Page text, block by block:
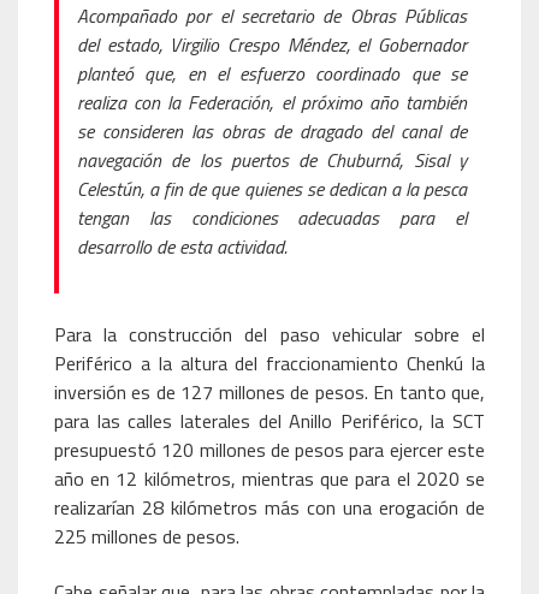
Acompañado por el secretario de Obras Públicas
del estado, Virgilio Crespo Méndez, el Gobernador
planteó que, en el esfuerzo coordinado que se
realiza con la Federación, el próximo año también
se consideren las obras de dragado del canal de
navegación de los puertos de Chuburná, Sisal y
Celestún, a fin de que quienes se dedican a la pesca
tengan las condiciones adecuadas para el
desarrollo de esta actividad.
Para la construcción del paso vehicular sobre el
Periférico a la altura del fraccionamiento Chenkú la
inversión es de 127 millones de pesos. En tanto que,
para las calles laterales del Anillo Periférico, la SCT
presupuestó 120 millones de pesos para ejercer este
año en 12 kilómetros, mientras que para el 2020 se
realizarían 28 kilómetros más con una erogación de
225 millones de pesos.